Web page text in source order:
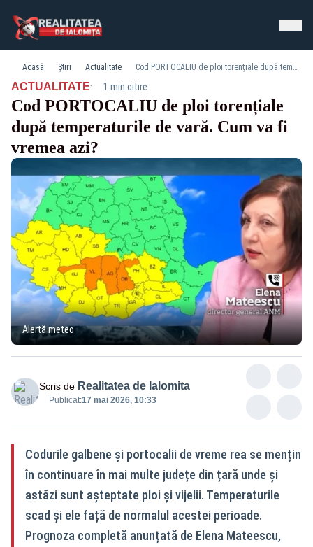
Acasă Știri Actualitate Cod PORTOCALIU de ploi torențiale după temperaturile de vară. Cum va fi vremea azi?
ACTUALITATE· 1 min citire
Cod PORTOCALIU de ploi torențiale
după temperaturile de vară. Cum va fi
vremea azi?
Alertă meteo
Scris de Realitatea de Ialomita
Publicat:17 mai 2026, 10:33
Codurile galbene și portocalii de vreme rea se mențin
în continuare în mai multe județe din țară unde și
astăzi sunt așteptate ploi și vijelii. Temperaturile
scad și ele față de normalul acestei perioade.
Prognoza completă anunțată de Elena Mateescu,